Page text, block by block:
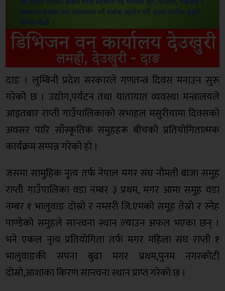
दाङ । लुम्बिनी प्रदेश सरकारले गणतन्त्र दिवस मनाउन सुरू
गरेको छ । उद्योग,पर्यटन तथा यातायात व्यवस्था मन्त्रालयले
आइतबार राप्ती गाउँपालिकाको सभाहल मसुरीयामा दिवसको
अवसर पारि साँस्कृतिक समुहहरू बीचको प्रतियोगितात्मक
कार्यक्रम सम्पन्न गरेको हो ।
जसमा सामुहिक नृत्य तर्फ नेपाल मगर संघ नाैमती बाजा समुह
राप्ती गाउँपालिका वडा नम्बर ३ प्रथम, मगर आमा समुह वडा
नम्बर १ भालुवाङ दोस्रो र नम्सरी जि.एमको समूह तेस्रो र स्नेह
पाण्डेको समुहले सान्त्वना स्थान ल्याउन अफल भएका छन् ।
भने एकल नृत्य प्रतियोगिता तर्फ मगर महिला संघ राप्ती १
भालुवाङकी सपना बुढा मगर प्रथम,पुनम नगरकोटी
दोस्रो,आशाका किरण सान्त्वना स्थान प्राप्त गरेको छ ।